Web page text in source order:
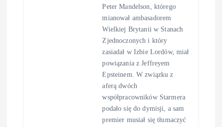
Peter Mandelson, którego
mianował ambasadorem
Wielkiej Brytanii w Stanach
Zjednoczonych i który
zasiadał w Izbie Lordów, miał
powiązania z Jeffreyem
Epsteinem. W związku z
aferą dwóch
współpracowników Starmera
podało się do dymisji, a sam
premier musiał się tłumaczyć